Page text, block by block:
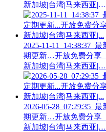
新加坡|台湾|马来西亚|…
2025-11-11_14:38:37_
期更新…开放免费分享
新加坡|台湾|马来西亚|…
2026-05-28_07:29:35_
期更新…开放免费分享
新加坡|台湾|马来西亚|…